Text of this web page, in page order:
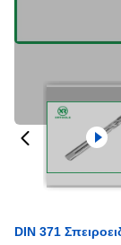
DIN 371